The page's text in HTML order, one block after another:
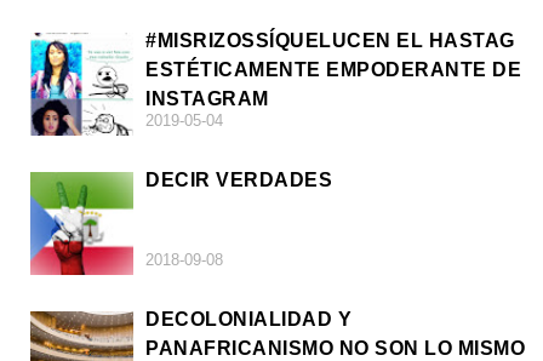
#MISRIZOSSÍQUELUCEN EL HASTAG
ESTÉTICAMENTE EMPODERANTE DE
INSTAGRAM
2019-05-04
DECIR VERDADES
2018-09-08
DECOLONIALIDAD Y
PANAFRICANISMO NO SON LO MISMO